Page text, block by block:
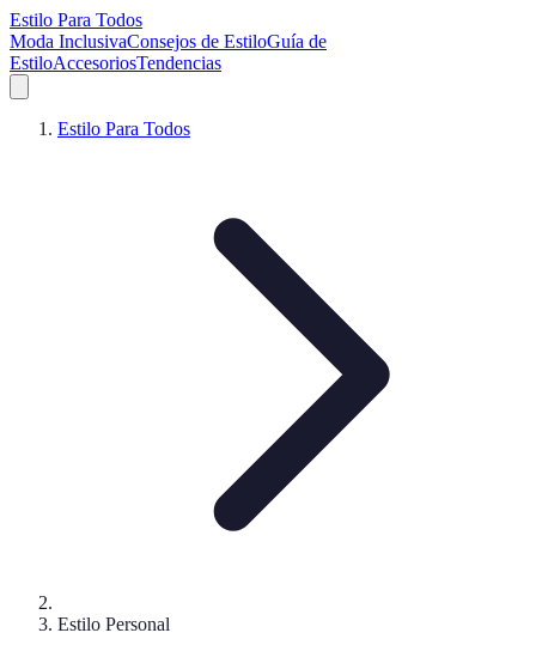
Estilo Para Todos
Moda InclusivaConsejos de EstiloGuía de
EstiloAccesoriosTendencias
Estilo Para Todos
Estilo Personal